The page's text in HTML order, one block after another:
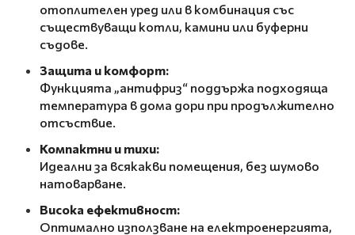
отоплителен уред или в комбинация със
съществуващи котли, камини или буферни
съдове.
Защита и комфорт:
Функцията „антифриз“ поддържа подходяща
температура в дома дори при продължително
отсъствие.
Компактни и тихи:
Идеални за всякакви помещения, без шумово
натоварване.
Висока ефективност:
Оптимално използване на електроенергията,